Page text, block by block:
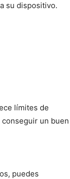
su dispositivo.
límites de
un buen
puedes